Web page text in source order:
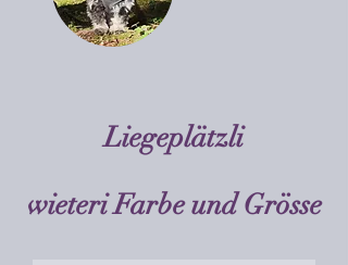
Liegeplätzli
wieteri Farbe und Grösse